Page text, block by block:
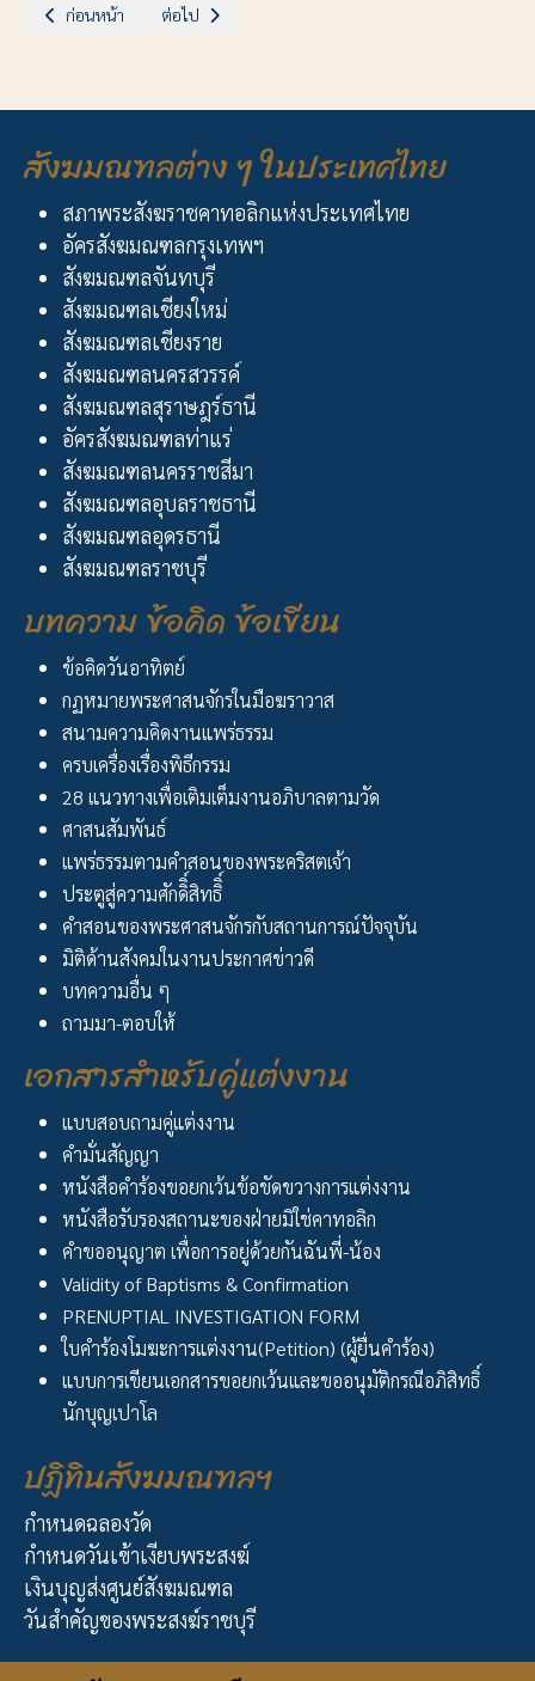
เนื้อหาก่อนหน้า: คุณพ่ออุปสังฆราชฯร่วมพิธีฝังศพคุณพ่อสิรนนท์ สรรเพ็ชร์
ก่อนหน้า เนื้อหาถัดไป: "Pre-Christmas Concert"
ต่อไป
สังฆมณฑลต่าง ๆ ในประเทศไทย
สภาพระสังฆราชคาทอลิกแห่งประเทศไทย
อัครสังฆมณฑลกรุงเทพฯ
สังฆมณฑลจันทบุรี
สังฆมณฑลเชียงใหม่
สังฆมณฑลเชียงราย
สังฆมณฑลนครสวรรค์
สังฆมณฑลสุราษฎร์ธานี
อัครสังฆมณฑลท่าแร่
สังฆมณฑลนครราชสีมา
สังฆมณฑลอุบลราชธานี
สังฆมณฑลอุดรธานี
สังฆมณฑลราชบุรี
บทความ ข้อคิด ข้อเขียน
ข้อคิดวันอาทิตย์
กฏหมายพระศาสนจักรในมือฆราวาส
สนามความคิดงานแพร่ธรรม
ครบเครื่องเรื่องพิธีกรรม
28 แนวทางเพื่อเติมเต็มงานอภิบาลตามวัด
ศาสนสัมพันธ์
แพร่ธรรมตามคำสอนของพระคริสตเจ้า
ประตูสู่ความศักดิิ์สิทธิิ์
คำสอนของพระศาสนจักรกับสถานการณ์ปัจจุบัน
มิติด้านสังคมในงานประกาศข่าวดี
บทความอื่น ๆ
ถามมา-ตอบให้
เอกสารสำหรับคู่แต่งงาน
แบบสอบถามคู่แต่งงาน
คำมั่นสัญญา
หนังสือคำร้องขอยกเว้นข้อขัดขวางการแต่งงาน
หนังสือรับรองสถานะของฝ่ายมิใช่คาทอลิก
คำขออนุญาต เพื่อการอยู่ด้วยกันฉันพี่-น้อง
Validity of Baptisms & Confirmation
PRENUPTIAL INVESTIGATION FORM
ใบคำร้องโมฆะการแต่งงาน(Petition) (ผู้ยื่นคำร้อง)
แบบการเขียนเอกสารขอยกเว้นและขออนุมัติกรณีอภิสิทธิ์
นักบุญเปาโล
ปฏิทินสังฆมณฑลฯ
กำหนดฉลองวัด
กำหนดวันเข้าเงียบพระสงฆ์
เงินบุญส่งศูนย์สังฆมณฑล
วันสำคัญของพระสงฆ์ราชบุรี